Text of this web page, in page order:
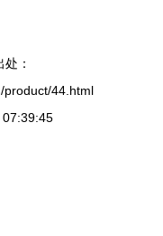
：
product/44.html